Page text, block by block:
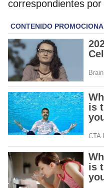
correspondientes